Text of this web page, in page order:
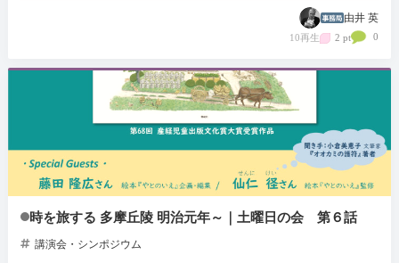
投稿：2026.6.6
由井 英
10再生 2 pt 0
時を旅する 多摩丘陵 明治元年～｜土曜日の会 第６話
講演会・シンポジウム